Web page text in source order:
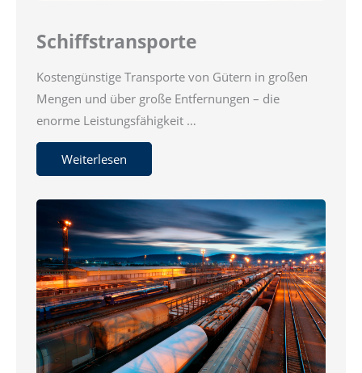
Schiffstransporte
Kostengünstige Transporte von Gütern in großen
Mengen und über große Entfernungen – die
enorme Leistungsfähigkeit …
Weiterlesen